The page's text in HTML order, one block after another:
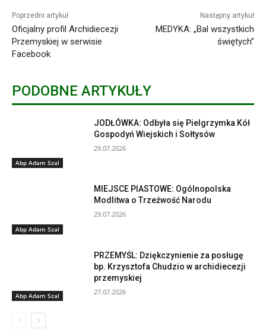
Poprzedni artykuł
Oficjalny profil Archidiecezji
Przemyskiej w serwisie
Facebook
Następny artykuł
MEDYKA: „Bal wszystkich
świętych”
PODOBNE ARTYKUŁY
Abp Adam Szal
JODŁÓWKA: Odbyła się Pielgrzymka Kół
Gospodyń Wiejskich i Sołtysów
29.07.2026
Abp Adam Szal
MIEJSCE PIASTOWE: Ogólnopolska
Modlitwa o Trzeźwość Narodu
29.07.2026
Abp Adam Szal
PRZEMYŚL: Dziękczynienie za posługę
bp. Krzysztofa Chudzio w archidiecezji
przemyskiej
27.07.2026